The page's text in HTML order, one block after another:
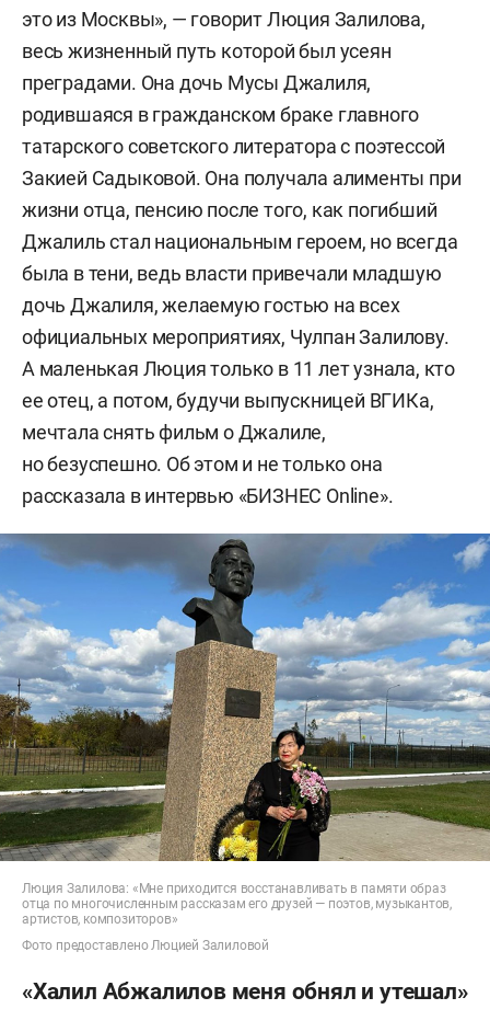
это из Москвы», — говорит Люция Залилова,
весь жизненный путь которой был усеян
преградами. Она дочь Мусы Джалиля,
родившаяся в гражданском браке главного
татарского советского литератора с поэтессой
Закией Садыковой. Она получала алименты при
жизни отца, пенсию после того, как погибший
Джалиль стал национальным героем, но всегда
была в тени, ведь власти привечали младшую
дочь Джалиля, желаемую гостью на всех
официальных мероприятиях, Чулпан Залилову.
А маленькая Люция только в 11 лет узнала, кто
ее отец, а потом, будучи выпускницей ВГИКа,
мечтала снять фильм о Джалиле,
но безуспешно. Об этом и не только она
рассказала в интервью «БИЗНЕС Online».
Люция Залилова: «Мне приходится восстанавливать в памяти образ
отца по многочисленным рассказам его друзей — поэтов, музыкантов,
артистов, композиторов»
Фото предоставлено Люцией Залиловой
«Халил Абжалилов меня обнял и утешал»